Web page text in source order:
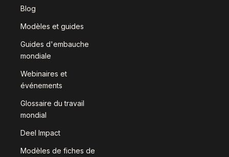
Blog
Modèles et guides
Guides d'embauche
mondiale
Webinaires et
événements
Glossaire du travail
mondial
Deel Impact
Modèles de fiches de